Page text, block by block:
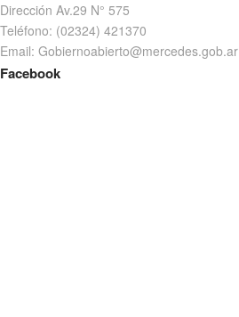
Dirección Av.29 N° 575
Teléfono: (02324) 421370
Email: Gobiernoabierto@mercedes.gob.ar
Facebook